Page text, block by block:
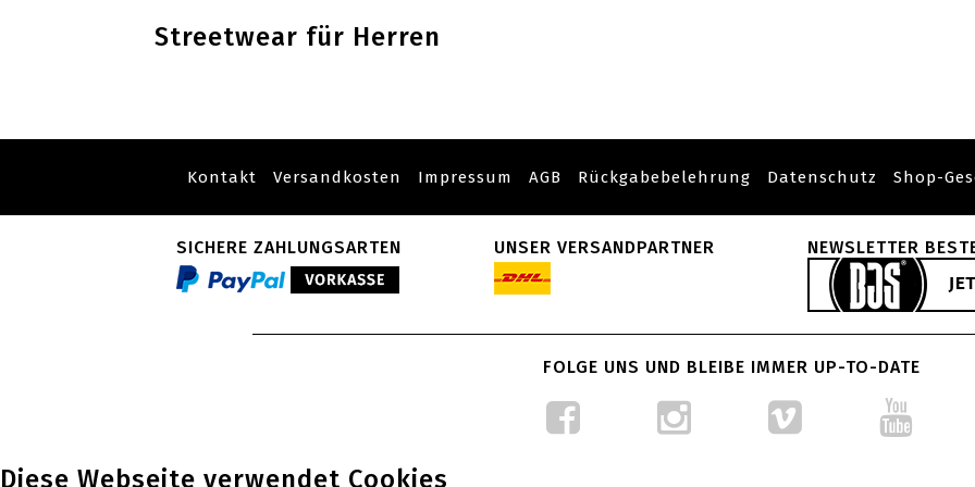
Streetwear für Herren
Kontakt Versandkosten Impressum AGB Rückgabebelehrung Datenschutz Shop-
SICHERE ZAHLUNGSARTEN UNSER VERSANDPARTNER NEWSLETTER
FOLGE UNS UND BLEIBE IMMER UP-TO-DATE
Diese Webseite verwendet Cookies